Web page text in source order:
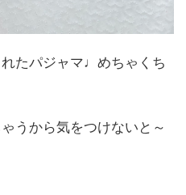
たパジャマ♩めちゃくち
うから気をつけないと～